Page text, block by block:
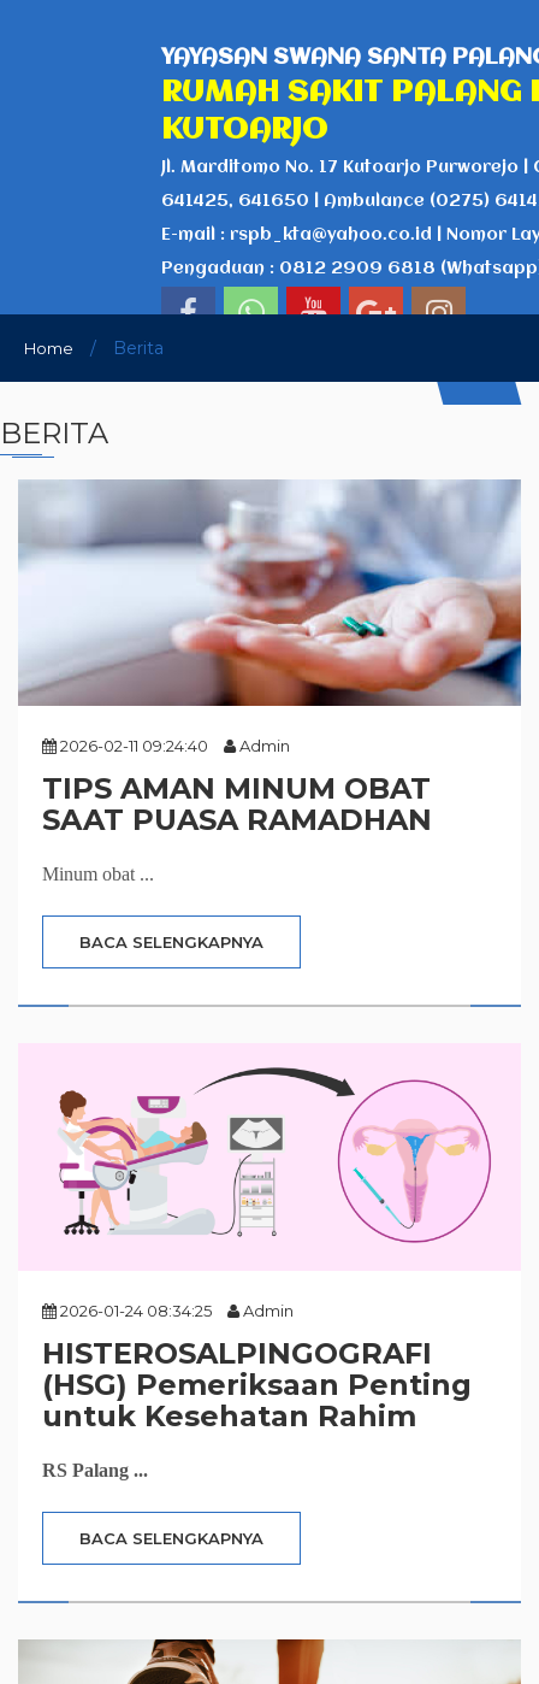
YAYASAN SWANA SANTA
RUMAH SAKIT PALANG
KUTOARJO
Jl. Marditomo No. 17 Kutoarjo Purworejo |
641425, 641650 | Ambulance (0275)
E-mail : rspb_kta@yahoo.co.id | Nomor
Pengaduan : 0812 2909 6818
Home / Berita
BERITA
2026-02-11 09:24:40 Admin
TIPS AMAN MINUM OBAT
SAAT PUASA RAMADHAN
Minum obat ...
BACA SELENGKAPNYA
2026-01-24 08:34:25 Admin
HISTEROSALPINGOGRAFI
(HSG) Pemeriksaan Penting
untuk Kesehatan Rahim
RS Palang ...
BACA SELENGKAPNYA